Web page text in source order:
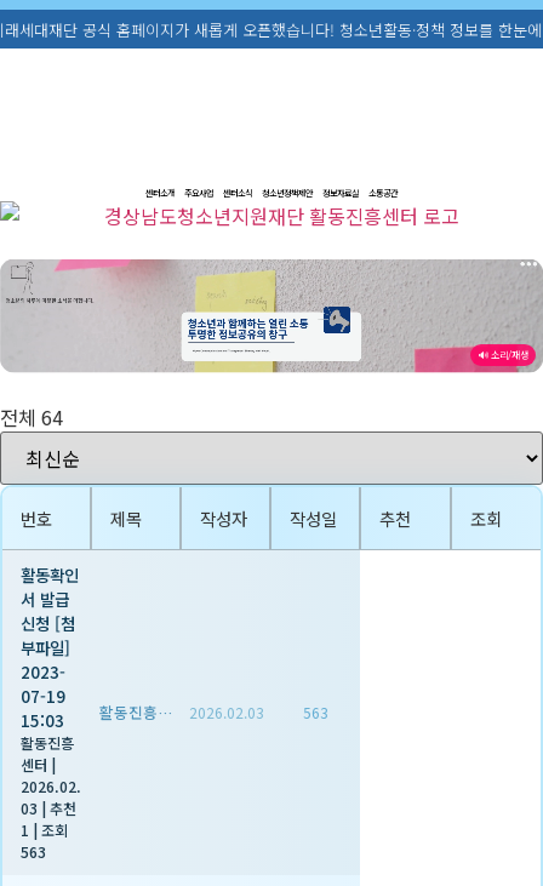
홈페이지가 새롭게 오픈했습니다! 청소년활동·정책 정보를 한눈에 확인해보세
센터소개 주요사업 센터소식 청소년정책제안 정보자료실 소통공간
🔊 소리/재생
전체 64
번호 제목 작성자 작성일 추천 조회
활동확인
서 발급
신청 [첨
부파일]
2023-
07-19
15:03
활동진흥
센터 |
2026.02.
03 |추천
1 |조회
563
활동진흥센터 2026.02.03 563